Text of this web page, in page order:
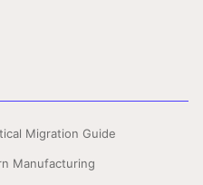
Migration Guide
Manufacturing